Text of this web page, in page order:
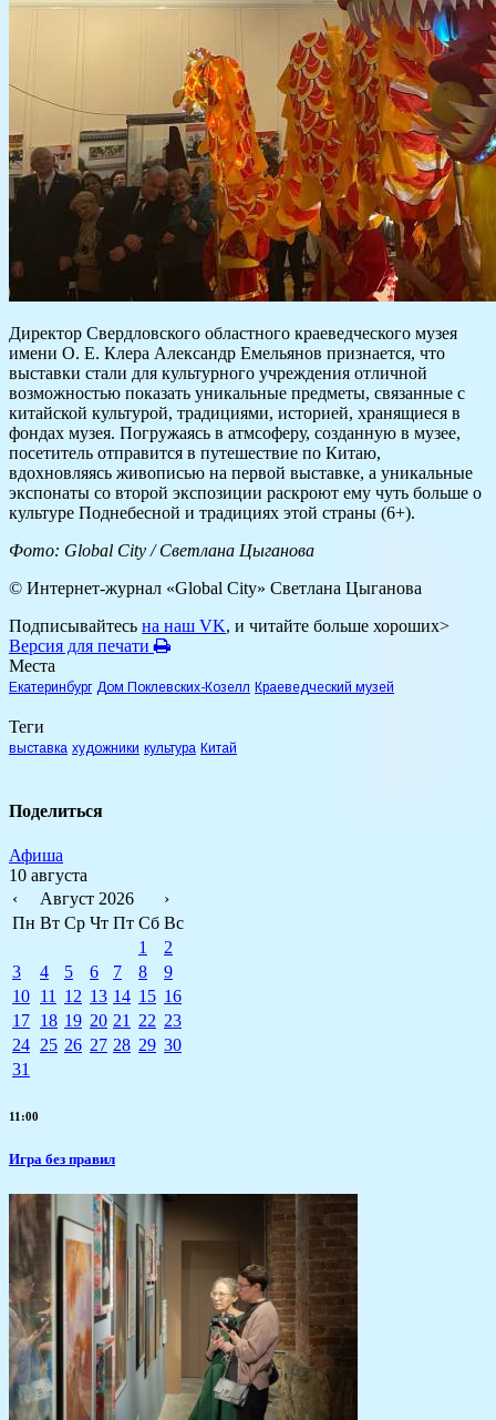
Директор Свердловского областного краеведческого музея
имени О. Е. Клера Александр Емельянов признается, что
выставки стали для культурного учреждения отличной
возможностью показать уникальные предметы, связанные с
китайской культурой, традициями, историей, хранящиеся в
фондах музея. Погружаясь в атмсоферу, созданную в музее,
посетитель отправится в путешествие по Китаю,
вдохновляясь живописью на первой выставке, а уникальные
экспонаты со второй экспозиции раскроют ему чуть больше о
культуре Поднебесной и традициях этой страны (6+).
Фото: Global City / Светлана Цыганова
© Интернет-журнал «Global City» Светлана Цыганова
Подписывайтесь на наш VK, и читайте больше хороших>
Версия для печати
Места
Екатеринбург Дом Поклевских-Козелл Краеведческий музей
Теги
выставка художники культура Китай
Поделиться
Афиша
10 августа
‹
Август 2026
›
Пн Вт Ср Чт Пт Сб Вс
1
2
3
4 5 6 7 8
9
10 11 12 13 14 15 16
17 18 19 20 21 22 23
24 25 26 27 28 29 30
31
11:00
​Игра без правил